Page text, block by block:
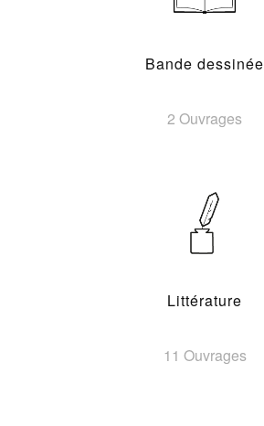
Bande dessinée
2 Ouvrages
Littérature
11 Ouvrages